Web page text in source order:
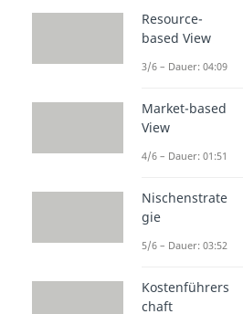
Resource-
based View
3/6 – Dauer: 04:09
Market-based
View
4/6 – Dauer: 01:51
Nischenstrate
gie
5/6 – Dauer: 03:52
Kostenführers
chaft